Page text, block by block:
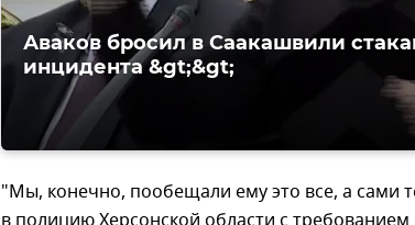
Аваков бросил в Саакашвили
инцидента &gt;&gt;
"Мы, конечно, пообещали ему это все, а сами